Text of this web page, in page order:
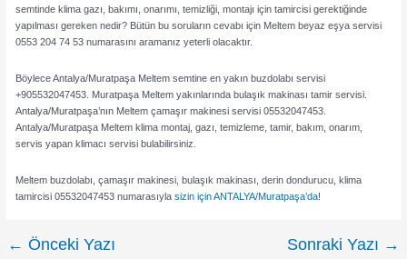
semtinde klima gazı, bakımı, onarımı, temizliği, montajı için tamircisi gerektiğinde
yapılması gereken nedir? Bütün bu soruların cevabı için Meltem beyaz eşya servisi
0553 204 74 53 numarasını aramanız yeterli olacaktır.
Böylece Antalya/Muratpaşa Meltem semtine en yakın buzdolabı servisi
+905532047453. Muratpaşa Meltem yakınlarında bulaşık makinası tamir servisi.
Antalya/Muratpaşa’nın Meltem çamaşır makinesi servisi 05532047453.
Antalya/Muratpaşa Meltem klima montaj, gazı, temizleme, tamir, bakım, onarım,
servis yapan klimacı servisi bulabilirsiniz.
Meltem buzdolabı, çamaşır makinesi, bulaşık makinası, derin dondurucu, klima
tamircisi 05532047453 numarasıyla sizin için ANTALYA/Muratpaşa’da!
← Önceki Yazı Sonraki Yazı →